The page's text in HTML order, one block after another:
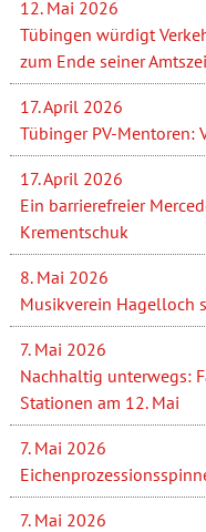
12. Mai 2026
Tübingen würdigt
zum Ende seiner
17. April 2026
Tübinger PV-Mentoren:
17. April 2026
Ein barrierefreier
Krementschuk
8. Mai 2026
Musikverein Hagelloch
7. Mai 2026
Nachhaltig unterwegs:
Stationen am 12. Mai
7. Mai 2026
7. Mai 2026